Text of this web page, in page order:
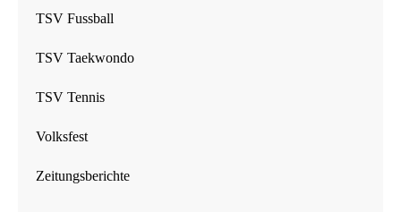
TSV Fussball
TSV Taekwondo
TSV Tennis
Volksfest
Zeitungsberichte